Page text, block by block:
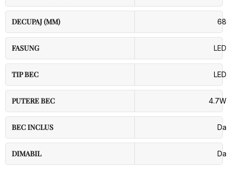
DECUPAJ (MM) 68
FASUNG LED
TIP BEC LED
PUTERE BEC 4.7W
BEC INCLUS Da
DIMABIL Da